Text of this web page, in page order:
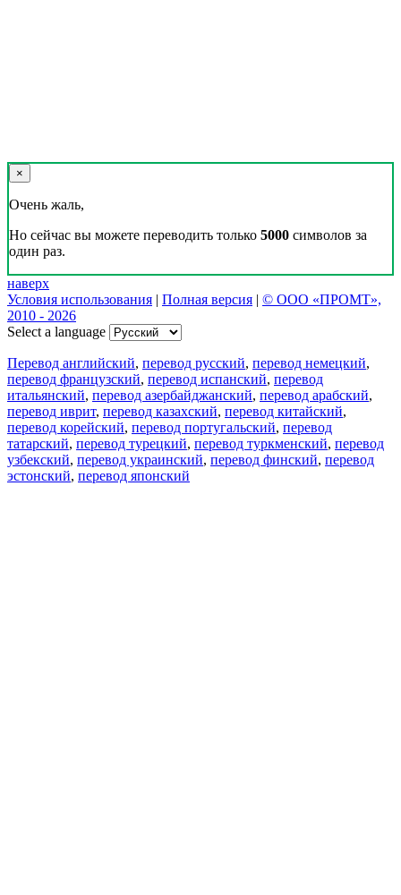
×
Очень жаль,
Но сейчас вы можете переводить только 5000 символов за
один раз.
наверх
Условия использования | Полная версия | © ООО «ПРОМТ»,
2010 - 2026
Select a language
Перевод английский, перевод русский, перевод немецкий,
перевод французский, перевод испанский, перевод
итальянский, перевод азербайджанский, перевод арабский,
перевод иврит, перевод казахский, перевод китайский,
перевод корейский, перевод португальский, перевод
татарский, перевод турецкий, перевод туркменский, перевод
узбекский, перевод украинский, перевод финский, перевод
эстонский, перевод японский